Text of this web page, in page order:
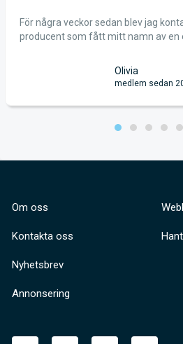
För några veckor sedan blev jag
producent som fått mitt namn av en
Olivia
medlem sedan
Om oss
Kontakta oss
Nyhetsbrev
Annonsering